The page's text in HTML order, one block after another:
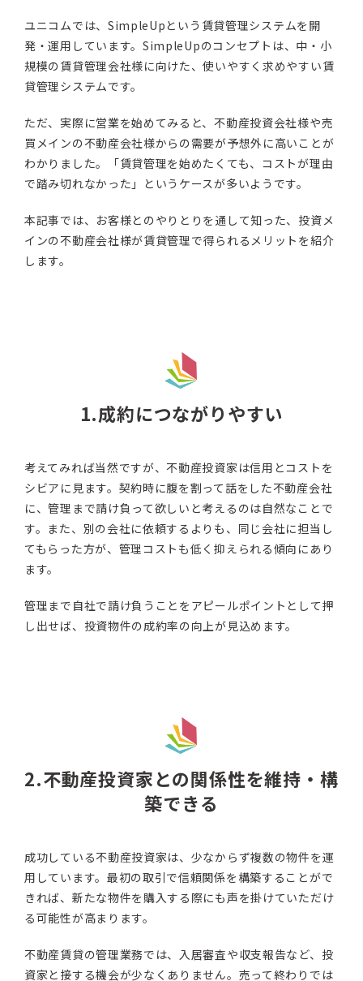
ユニコムでは、SimpleUpという賃貸管理システムを開
発・運用しています。SimpleUpのコンセプトは、中・小
規模の賃貸管理会社様に向けた、使いやすく求めやすい賃
貸管理システムです。
ただ、実際に営業を始めてみると、不動産投資会社様や売
買メインの不動産会社様からの需要が予想外に高いことが
わかりました。「賃貸管理を始めたくても、コストが理由
で踏み切れなかった」というケースが多いようです。
本記事では、お客様とのやりとりを通して知った、投資メ
インの不動産会社様が賃貸管理で得られるメリットを紹介
します。
1.成約につながりやすい
考えてみれば当然ですが、不動産投資家は信用とコストを
シビアに見ます。契約時に腹を割って話をした不動産会社
に、管理まで請け負って欲しいと考えるのは自然なことで
す。また、別の会社に依頼するよりも、同じ会社に担当し
てもらった方が、管理コストも低く抑えられる傾向にあり
ます。
管理まで自社で請け負うことをアピールポイントとして押
し出せば、投資物件の成約率の向上が見込めます。
2.不動産投資家との関係性を維持・構
築できる
成功している不動産投資家は、少なからず複数の物件を運
用しています。最初の取引で信頼関係を構築することがで
きれば、新たな物件を購入する際にも声を掛けていただけ
る可能性が高まります。
不動産賃貸の管理業務では、入居審査や収支報告など、投
資家と接する機会が少なくありません。売って終わりでは